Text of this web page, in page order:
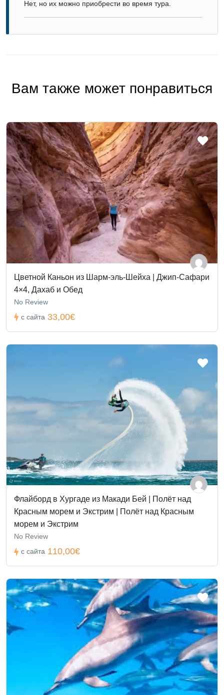
Нет, но их можно приобрести во время тура.
Вам также может понравиться
Цветной Каньон из Шарм-эль-Шейха | Джип-Сафари
4×4, Дахаб и Обед
No Review
с сайта 33,00€
Флайборд в Хургаде из Макади Бей | Полёт над
Красным морем и Экстрим | Полёт над Красным
морем и Экстрим
No Review
с сайта 110,00€